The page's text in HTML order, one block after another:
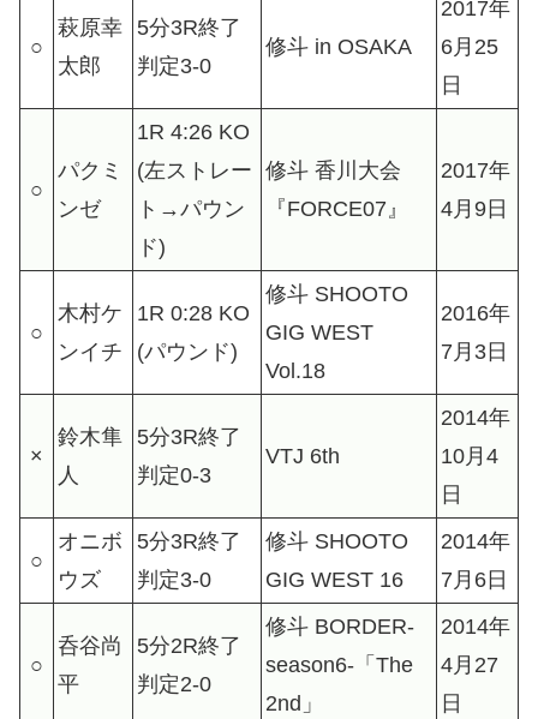
○
萩原幸
太郎
5分3R終了
判定3-0
修斗 in OSAKA
2017年
6月25
日
○
パクミ
ンゼ
1R 4:26 KO
(左ストレー
ト→パウン
ド)
修斗 香川大会
『FORCE07』
2017年
4月9日
○
木村ケ
ンイチ
1R 0:28 KO
(パウンド)
修斗 SHOOTO
GIG WEST
Vol.18
2016年
7月3日
×
鈴木隼
人
5分3R終了
判定0-3
VTJ 6th
2014年
10月4
日
○
オニボ
ウズ
5分3R終了
判定3-0
修斗 SHOOTO
GIG WEST 16
2014年
7月6日
○
呑谷尚
平
5分2R終了
判定2-0
修斗 BORDER-
season6-「The
2nd」
2014年
4月27
日